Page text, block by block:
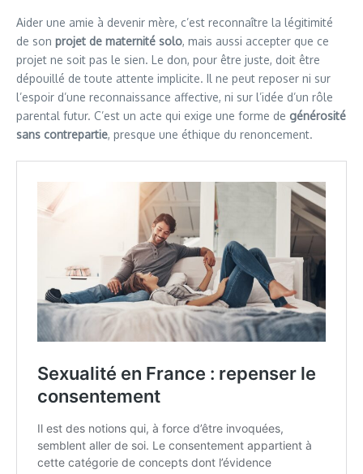
Aider une amie à devenir mère, c’est reconnaître la légitimité
de son projet de maternité solo, mais aussi accepter que ce
projet ne soit pas le sien. Le don, pour être juste, doit être
dépouillé de toute attente implicite. Il ne peut reposer ni sur
l’espoir d’une reconnaissance affective, ni sur l’idée d’un rôle
parental futur. C’est un acte qui exige une forme de générosité
sans contrepartie, presque une éthique du renoncement.